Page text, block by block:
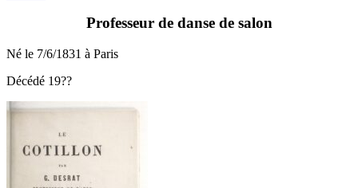
Professeur de danse de salon
Né le 7/6/1831 à Paris
Décédé 19??